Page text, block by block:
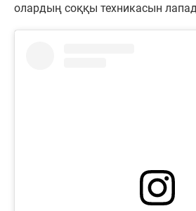
олардың соққы техникасын